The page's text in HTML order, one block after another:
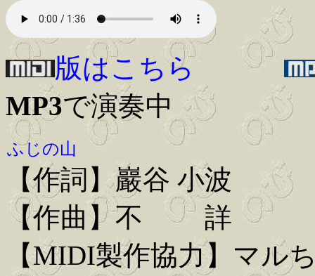
版はこちら
MP3で演奏中
ふじの山
【作詞】巖谷 小波
【作曲】不 詳
【MIDI製作協力】マル